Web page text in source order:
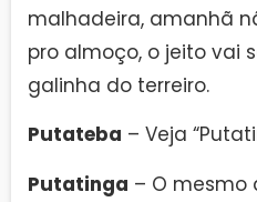
malhadeira, amanhã
pro almoço, o jeito vai
galinha do terreiro.
Putateba – Veja
Putatinga – O mesmo